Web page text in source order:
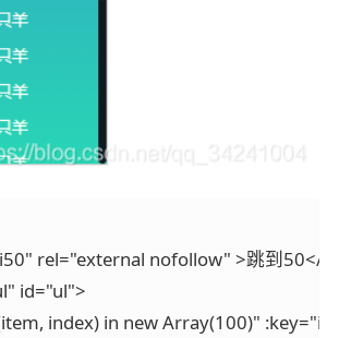
rel="external nofollow" >跳到50</
id="ul">
index) in new Array(100)"